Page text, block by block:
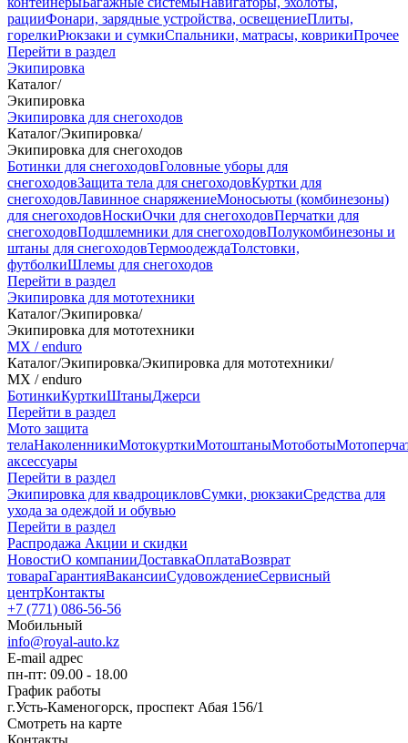
рацииФонари, зарядные устройства, освещениеПлиты,
горелкиРюкзаки и сумкиСпальники, матрасы, коврикиПрочее
Перейти в раздел
Экипировка
Каталог/
Экипировка
Экипировка для снегоходов
Каталог/Экипировка/
Экипировка для снегоходов
Ботинки для снегоходовГоловные уборы для
снегоходовЗащита тела для снегоходовКуртки для
снегоходовЛавинное снаряжениеМоносьюты (комбинезоны)
для снегоходовНоскиОчки для снегоходовПерчатки для
снегоходовПодшлемники для снегоходовПолукомбинезоны и
штаны для снегоходовТермоодеждаТолстовки,
футболкиШлемы для снегоходов
Перейти в раздел
Экипировка для мототехники
Каталог/Экипировка/
Экипировка для мототехники
MX / enduro
Каталог/Экипировка/Экипировка для мототехники/
MX / enduro
БотинкиКурткиШтаныДжерси
Перейти в раздел
Мото защита
телаНаколенникиМотокурткиМотоштаныМотоботы
аксессуары
Перейти в раздел
Экипировка для квадроцикловСумки, рюкзакиСредства для
ухода за одеждой и обувью
Перейти в раздел
Распродажа Акции и скидки
НовостиО компанииДоставкаОплатаВозврат
товараГарантияВакансииСудовождениеСервисный
центрКонтакты
+7 (771) 086-56-56
Мобильный
info@royal-auto.kz
E-mail адрес
пн-пт: 09.00 - 18.00
График работы
г.Усть-Каменогорск, проспект Абая 156/1
Смотреть на карте
Контакты